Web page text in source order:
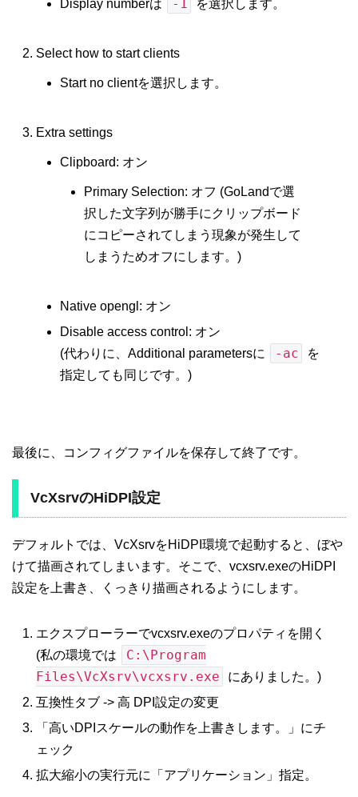
Display numberは -1 を選択します。
Select how to start clients
Start no clientを選択します。
Extra settings
Clipboard: オン
Primary Selection: オフ (GoLandで選
択した文字列が勝手にクリップボード
にコピーされてしまう現象が発生して
しまうためオフにします。)
Native opengl: オン
Disable access control: オン
(代わりに、Additional parametersに
-ac
を
指定しても同じです。)
最後に、コンフィグファイルを保存して終了です。
VcXsrvのHiDPI設定
デフォルトでは、VcXsrvをHiDPI環境で起動すると、ぼや
けて描画されてしまいます。そこで、vcxsrv.exeのHiDPI
設定を上書き、くっきり描画されるようにします。
エクスプローラーでvcxsrv.exeのプロパティを開く
(私の環境では
C:\Program
Files\VcXsrv\vcxsrv.exe
にありました。)
互換性タブ -> 高 DPI設定の変更
「高いDPIスケールの動作を上書きします。」にチ
ェック
拡大縮小の実行元に「アプリケーション」指定。